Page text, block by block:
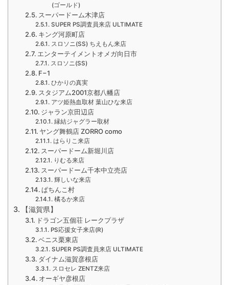
(ゴールド)
スーパードーム木津店
SUPER PS調査員来店 ULTIMATE
キング河原町店
スロソニ(SS) ちえもん来店
エンターテイメントオメガ向日市
スロソニ(SS)
F−1
ひかりの真実
スタジアム2001京都八幡店
アツ姫熱血取材 葉山ひな来店
ジャラン京田辺店
縁結ジャグラー取材
ヤング舞鶴店 ZORRO como
はらりこ来店
スーパードーム新堀川店
りむる来店
スーパードーム千本中立売店
輝しいな来店
ぱちんこ村
橘るか来店
【滋賀県】
ドラゴン五個荘 レークプラザ
PS応援女子来店(R)
ベニス栗東店
SUPER PS調査員来店 ULTIMATE
ダイナム滋賀彦根店
スロセレ ZENTZ来店
オーギヤ彦根店